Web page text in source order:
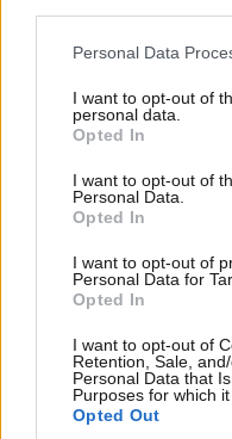
Please note that this
not limited to your visit or
grant or deny consent to
use your data for below
consent section.
Personal Data
I want to opt-out of
personal data.
Opted In
I want to opt-out of
Personal Data.
Opted In
I want to opt-out of
Personal Data for
Opted In
I want to opt-out of
Retention, Sale,
Personal Data that
Purposes for which it
Opted Out
πιλότος για
στρατιωτικό σκοπό
λοιπόν για την
καταπληκτικά
Απαντήστε
Τακουλης
Δυστυχώς βλέπουμε το